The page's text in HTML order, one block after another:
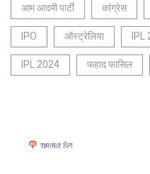
आम आदमी पार्टी
कांग्रेस
IPO
ऑस्ट्रेलिया IPL
IPL 2024
फहाद फासिल